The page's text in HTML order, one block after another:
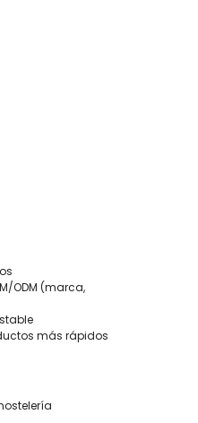
ODM (marca,
más rápidos